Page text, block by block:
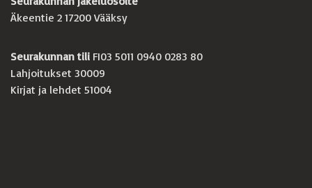
Äkeentie 2 17200 Vääksy
Seurakunnan tili FI03 5011 0940 0283 80
Lahjoitukset 30009
Kirjat ja lehdet 51004